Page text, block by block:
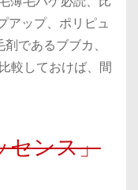
アップ、ポリピュ
であるブブカ、
較しておけば、間
センス」